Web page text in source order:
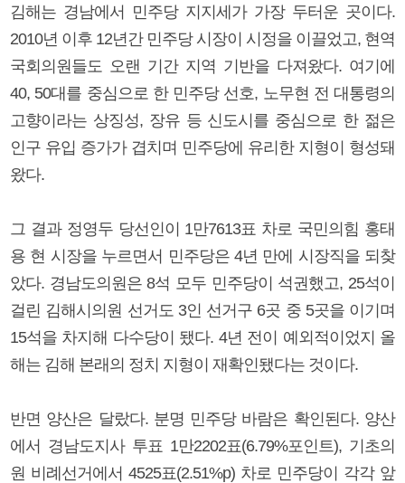
김해는 경남에서 민주당 지지세가 가장 두터운 곳이다.
2010년 이후 12년간 민주당 시장이 시정을 이끌었고, 현역
국회의원들도 오랜 기간 지역 기반을 다져왔다. 여기에
40, 50대를 중심으로 한 민주당 선호, 노무현 전 대통령의
고향이라는 상징성, 장유 등 신도시를 중심으로 한 젊은
인구 유입 증가가 겹치며 민주당에 유리한 지형이 형성돼
왔다.
그 결과 정영두 당선인이 1만7613표 차로 국민의힘 홍태
용 현 시장을 누르면서 민주당은 4년 만에 시장직을 되찾
았다. 경남도의원은 8석 모두 민주당이 석권했고, 25석이
걸린 김해시의원 선거도 3인 선거구 6곳 중 5곳을 이기며
15석을 차지해 다수당이 됐다. 4년 전이 예외적이었지 올
해는 김해 본래의 정치 지형이 재확인됐다는 것이다.
반면 양산은 달랐다. 분명 민주당 바람은 확인된다. 양산
에서 경남도지사 투표 1만2202표(6.79%포인트), 기초의
원 비례선거에서 4525표(2.51%p) 차로 민주당이 각각 앞